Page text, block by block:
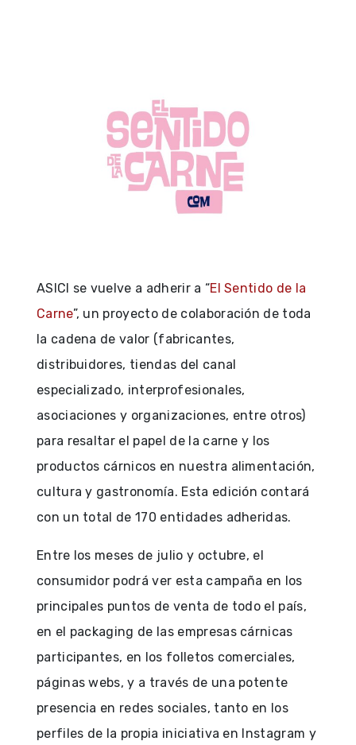
ASICI se vuelve a adherir a “El Sentido de la
Carne”, un proyecto de colaboración de toda
la cadena de valor (fabricantes,
distribuidores, tiendas del canal
especializado, interprofesionales,
asociaciones y organizaciones, entre otros)
para resaltar el papel de la carne y los
productos cárnicos en nuestra alimentación,
cultura y gastronomía. Esta edición contará
con un total de 170 entidades adheridas.
Entre los meses de julio y octubre, el
consumidor podrá ver esta campaña en los
principales puntos de venta de todo el país,
en el packaging de las empresas cárnicas
participantes, en los folletos comerciales,
páginas webs, y a través de una potente
presencia en redes sociales, tanto en los
perfiles de la propia iniciativa en Instagram y